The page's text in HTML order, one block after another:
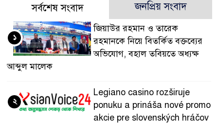
সর্বশেষ সংবাদ জনপ্রিয় সংবাদ
জিয়াউর রহমান ও তারেক
রহমানকে নিয়ে বিতর্কিত বক্তব্যের
অভিযোগ, বহাল তবিয়তে অধ্যক্ষ
আব্দুল মালেক
১
Legiano casino rozširuje
ponuku a prináša nové promo
akcie pre slovenských hráčov
২